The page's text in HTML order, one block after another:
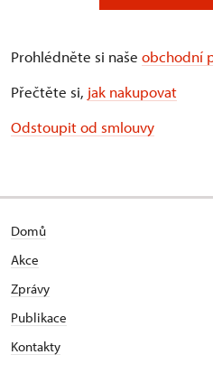
Prohlédněte si naše obchodní
Přečtěte si, jak nakupovat
Odstoupit od smlouvy
Domů
Akce
Zprávy
Publikace
Kontakty